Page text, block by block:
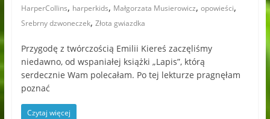
HarperCollins, harperkids, Małgorzata Musierowicz, opowieści,
Srebrny dzwoneczek, Złota gwiazdka
Przygodę z twórczością Emilii Kiereś zaczęliśmy
niedawno, od wspaniałej książki „Lapis”, którą
serdecznie Wam polecałam. Po tej lekturze pragnęłam
poznać
Czytaj więcej